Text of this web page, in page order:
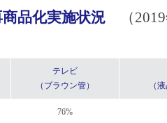
品化実施状況 （2019
テレビ
（ブラウン管）
（
76%